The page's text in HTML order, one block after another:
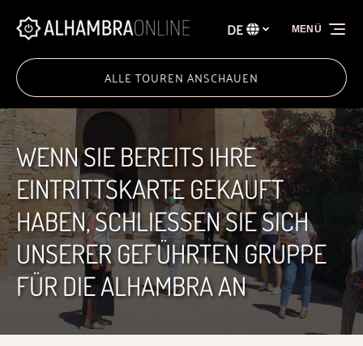
Zur Primärnavigation springen
Zum Inhalt springen
Zur Fußzeile springen
Wählen
Sie
Sprache
DE
ALLE TOUREN ANSCHAUEN
MENÜ
WENN SIE BEREITS IHRE
EINTRITTSKARTE GEKAUFT
HABEN, SCHLIESSEN SIE SICH
UNSERER GEFÜHRTEN GRUPPE
FÜR DIE ALHAMBRA AN